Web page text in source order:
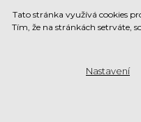
Tato stránka využívá cookies
Tím, že na stránkách setrváte,
Nastavení